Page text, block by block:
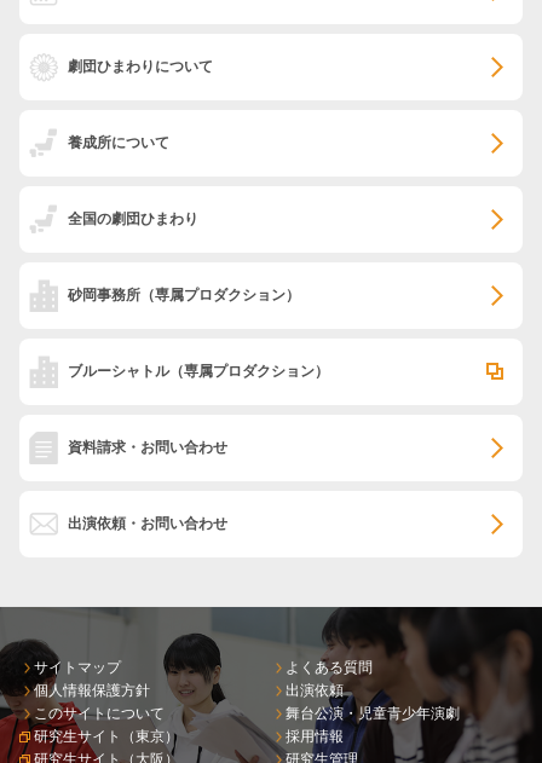
劇団ひまわりについて
養成所について
全国の劇団ひまわり
砂岡事務所 （専属プロダクション）
ブルーシャトル（専属プロダクション）
資料請求・お問い合わせ
出演依頼・お問い合わせ
サイトマップ
個人情報保護方針
このサイトについて
研究生サイト（東京）
研究生サイト（大阪）
よくある質問
出演依頼
舞台公演・児童青少年演劇
採用情報
研究生管理